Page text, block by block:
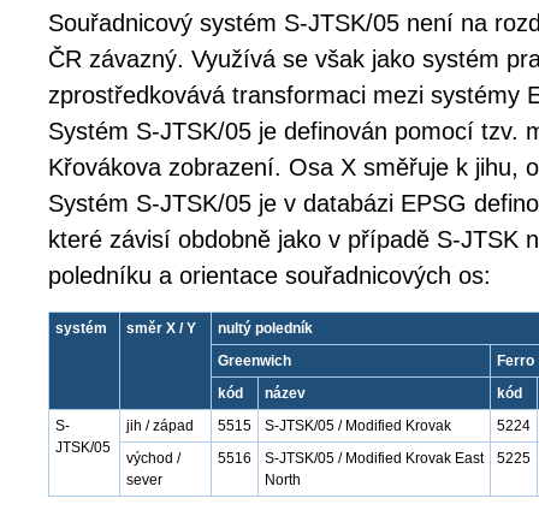
Souřadnicový systém S-JTSK/05 není na
ČR závazný. Využívá se však jako systém
zprostředkovává transformaci mezi systémy
Systém S-JTSK/05 je definován pomocí tzv.
Křovákova zobrazení. Osa X směřuje k jihu,
Systém S-JTSK/05 je v databázi EPSG
které závisí obdobně jako v případě S-JTSK
poledníku a orientace souřadnicových os:
systém směr X / Y
nultý poledník
Greenwich
Ferro
kód
název
kód
S-
JTSK/05
jih / západ 5515 S-JTSK/05 / Modified Krovak
5224
východ /
sever
5516
S-JTSK/05 / Modified Krovak East
North
5225